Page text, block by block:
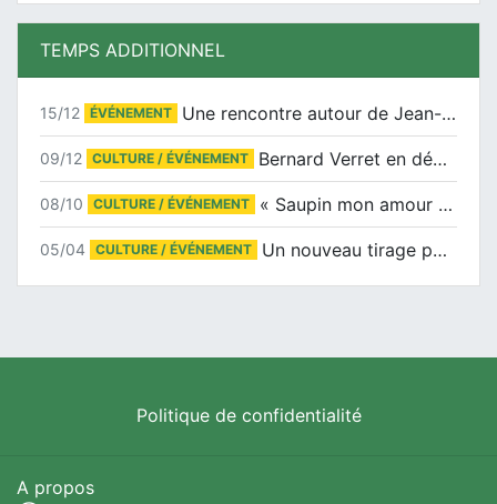
TEMPS ADDITIONNEL
15/12 ÉVÉNEMENT Une rencontre autour de Jean-Claude Suaudeau
09/12 CULTURE / ÉVÉNEMENT Bernard Verret en dédicaces le samedi 13 décembre à l’Espace Culturel Atlantis
08/10 CULTURE / ÉVÉNEMENT « Saupin mon amour » au salon du livre de Trentemoult
05/04 CULTURE / ÉVÉNEMENT Un nouveau tirage pour le Docu-BD
Politique de confidentialité
A propos